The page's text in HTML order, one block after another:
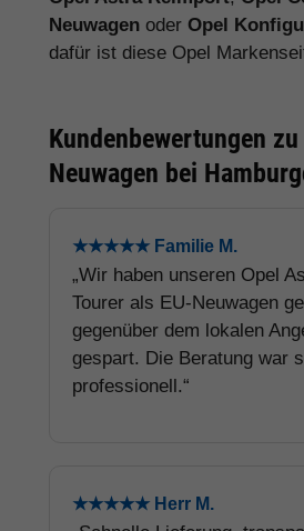
Neuwagen
Sind Opel Reimporte
deutsche Fahrzeuge?
Welche Opel Modelle